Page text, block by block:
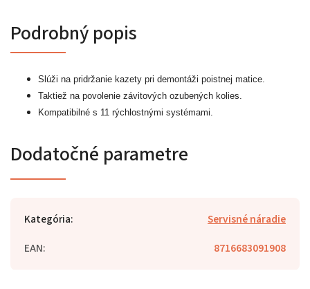
Podrobný popis
Slúži na pridržanie kazety pri demontáži poistnej matice.
Taktiež na povolenie závitových ozubených kolies.
Kompatibilné s 11 rýchlostnými systémami.
Dodatočné parametre
Kategória:
Servisné náradie
EAN: 8716683091908